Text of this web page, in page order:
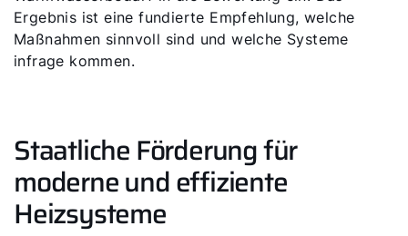
Ergebnis ist eine fundierte Empfehlung, welche
Maßnahmen sinnvoll sind und welche Systeme
infrage kommen.
Staatliche Förderung für
moderne und effiziente
Heizsysteme